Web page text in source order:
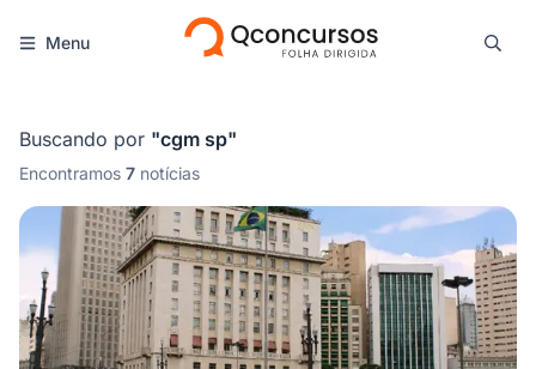
Menu
Buscando por "cgm sp"
Encontramos 7 notícias